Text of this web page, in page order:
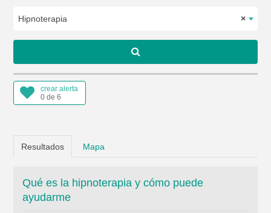
×
Hipnoterapia
crear alerta
0 de 6
Resultados Mapa
Qué es la hipnoterapia y cómo puede
ayudarme